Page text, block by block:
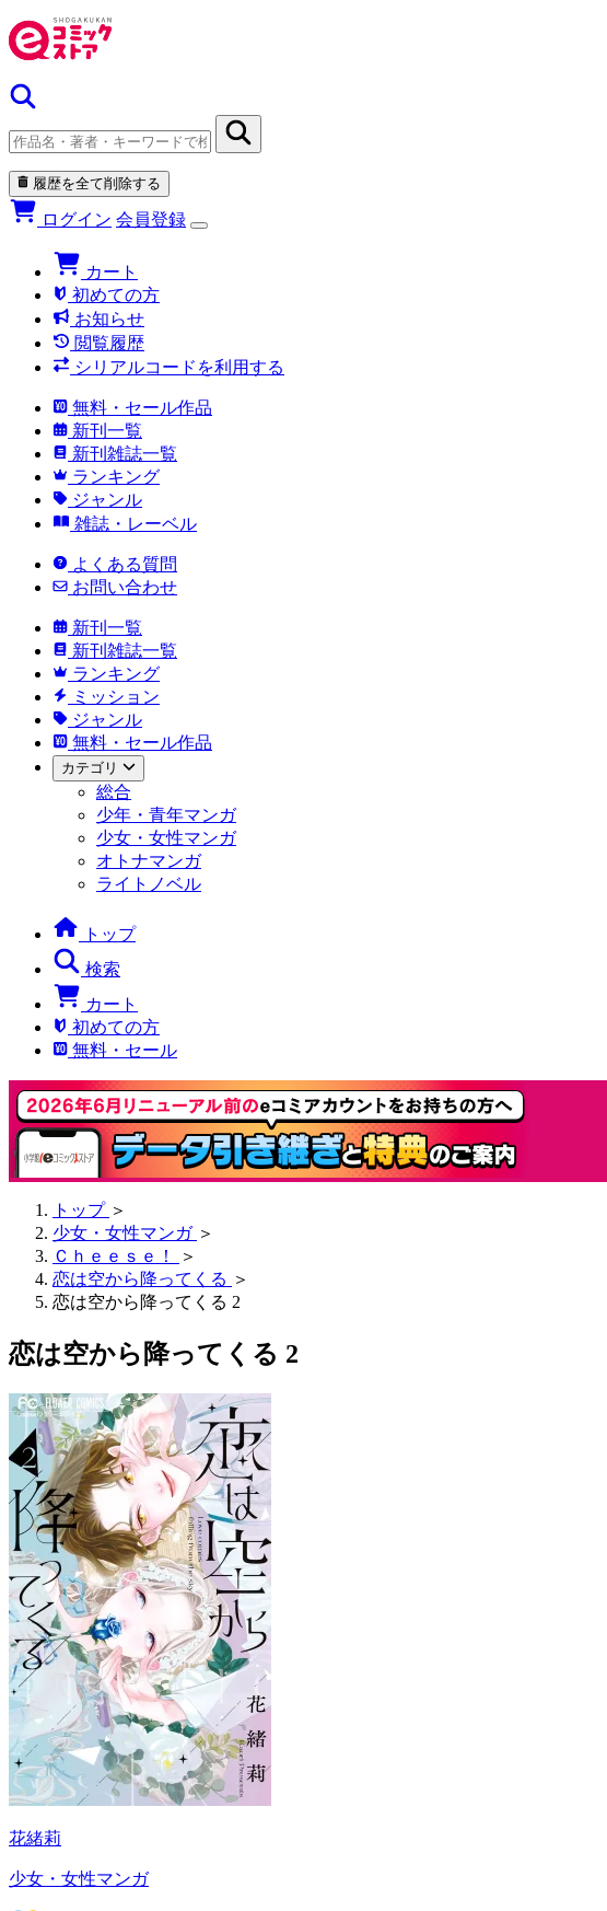
履歴を全て削除する
ログイン 会員登録
カート
初めての方
お知らせ
閲覧履歴
シリアルコードを利用する
無料・セール作品
新刊一覧
新刊雑誌一覧
ランキング
ジャンル
雑誌・レーベル
よくある質問
お問い合わせ
新刊一覧
新刊雑誌一覧
ランキング
ミッション
ジャンル
無料・セール作品
カテゴリ
総合
少年・青年マンガ
少女・女性マンガ
オトナマンガ
ライトノベル
トップ
検索
カート
初めての方
無料・セール
トップ ＞
少女・女性マンガ ＞
Ｃｈｅｅｓｅ！
＞
恋は空から降ってくる ＞
恋は空から降ってくる 2
恋は空から降ってくる 2
花緒莉
少女・女性マンガ